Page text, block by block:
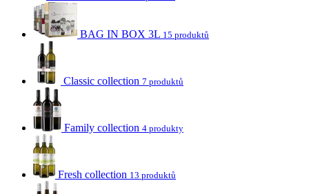
BAG IN BOX 3L 15 produktů
Classic collection 7 produktů
Family collection 4 produkty
Fresh collection 13 produktů